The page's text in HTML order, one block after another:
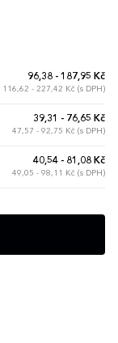
96,38 - 187,95 Kč
116,62 - 227,42 Kč (s DPH)
39,31 - 76,65 Kč
47,57 - 92,75 Kč (s DPH)
40,54 - 81,08 Kč
49,05 - 98,11 Kč (s DPH)